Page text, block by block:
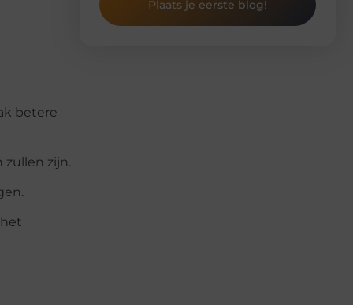
betere
zullen zijn.
Plaats je eerste blog!